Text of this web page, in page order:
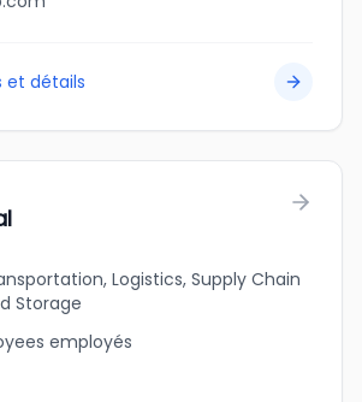
et détails
Logistics, Supply Chain
Storage
employés